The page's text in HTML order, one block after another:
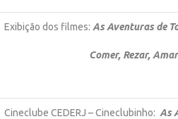
Exibição dos filmes: As Aventuras de
Comer, Rezar, Amar; e
Cineclube CEDERJ – Cineclubinho: As